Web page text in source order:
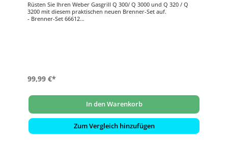
Rüsten Sie Ihren Weber Gasgrill Q 300/ Q 3000 und Q 320 / Q
3200 mit diesem praktischen neuen Brenner-Set auf.
- Brenner-Set 66612
99,99 €*
In den Warenkorb
Zum Vergleich hinzufügen